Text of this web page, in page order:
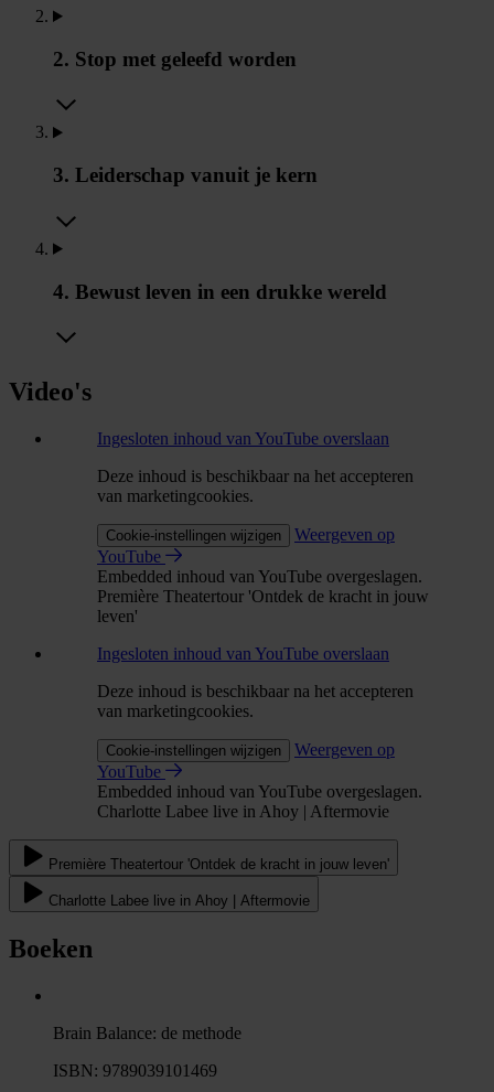
2. Stop met geleefd worden
3. Leiderschap vanuit je kern
4. Bewust leven in een drukke wereld
Video's
Ingesloten inhoud van YouTube overslaan
Deze inhoud is beschikbaar na het accepteren
van marketingcookies.
Cookie-instellingen wijzigen
Weergeven op
YouTube
Embedded inhoud van YouTube overgeslagen.
Première Theatertour 'Ontdek de kracht in jouw
leven'
Ingesloten inhoud van YouTube overslaan
Deze inhoud is beschikbaar na het accepteren
van marketingcookies.
Cookie-instellingen wijzigen
Weergeven op
YouTube
Embedded inhoud van YouTube overgeslagen.
Charlotte Labee live in Ahoy | Aftermovie
Première Theatertour 'Ontdek de kracht in jouw leven'
Charlotte Labee live in Ahoy | Aftermovie
Boeken
Brain Balance: de methode
ISBN: 9789039101469